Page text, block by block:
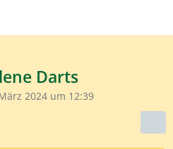
Darts
2024 um 12:39